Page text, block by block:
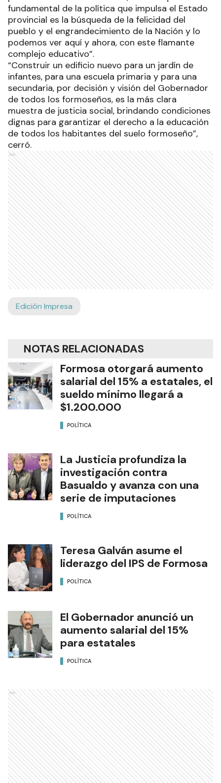
fundamental de la política que impulsa el Estado
provincial es la búsqueda de la felicidad del
pueblo y el engrandecimiento de la Nación y lo
podemos ver aquí y ahora, con este flamante
complejo educativo”.
“Construir un edificio nuevo para un jardín de
infantes, para una escuela primaria y para una
secundaria, por decisión y visión del Gobernador
de todos los formoseños, es la más clara
muestra de justicia social, brindando condiciones
dignas para garantizar el derecho a la educación
de todos los habitantes del suelo formoseño”,
cerró.
Ads
Edición Impresa
NOTAS RELACIONADAS
Formosa otorgará aumento
salarial del 15% a estatales, el
sueldo mínimo llegará a
$1.200.000
POLÍTICA
La Justicia profundiza la
investigación contra
Basualdo y avanza con una
serie de imputaciones
POLÍTICA
Teresa Galván asume el
liderazgo del IPS de Formosa
POLÍTICA
El Gobernador anunció un
aumento salarial del 15%
para estatales
POLÍTICA
Ads